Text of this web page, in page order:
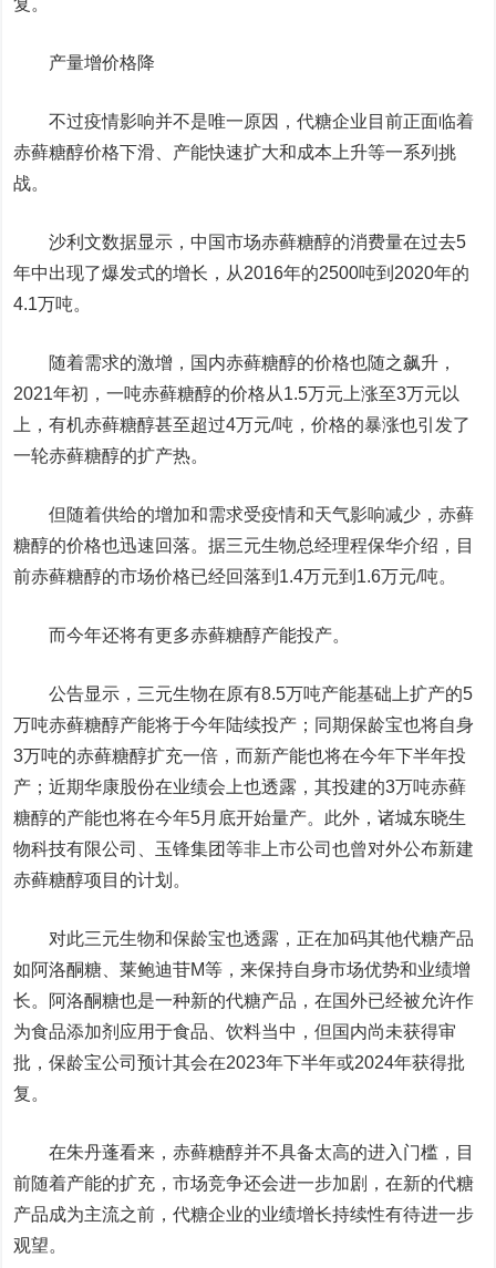
复。
产量增价格降
不过疫情影响并不是唯一原因，代糖企业目前正面临着
赤藓糖醇价格下滑、产能快速扩大和成本上升等一系列挑
战。
沙利文数据显示，中国市场赤藓糖醇的消费量在过去5
年中出现了爆发式的增长，从2016年的2500吨到2020年的
4.1万吨。
随着需求的激增，国内赤藓糖醇的价格也随之飙升，
2021年初，一吨赤藓糖醇的价格从1.5万元上涨至3万元以
上，有机赤藓糖醇甚至超过4万元/吨，价格的暴涨也引发了
一轮赤藓糖醇的扩产热。
但随着供给的增加和需求受疫情和天气影响减少，赤藓
糖醇的价格也迅速回落。据三元生物总经理程保华介绍，目
前赤藓糖醇的市场价格已经回落到1.4万元到1.6万元/吨。
而今年还将有更多赤藓糖醇产能投产。
公告显示，三元生物在原有8.5万吨产能基础上扩产的5
万吨赤藓糖醇产能将于今年陆续投产；同期保龄宝也将自身
3万吨的赤藓糖醇扩充一倍，而新产能也将在今年下半年投
产；近期华康股份在业绩会上也透露，其投建的3万吨赤藓
糖醇的产能也将在今年5月底开始量产。此外，诸城东晓生
物科技有限公司、玉锋集团等非上市公司也曾对外公布新建
赤藓糖醇项目的计划。
对此三元生物和保龄宝也透露，正在加码其他代糖产品
如阿洛酮糖、莱鲍迪苷M等，来保持自身市场优势和业绩增
长。阿洛酮糖也是一种新的代糖产品，在国外已经被允许作
为食品添加剂应用于食品、饮料当中，但国内尚未获得审
批，保龄宝公司预计其会在2023年下半年或2024年获得批
复。
在朱丹蓬看来，赤藓糖醇并不具备太高的进入门槛，目
前随着产能的扩充，市场竞争还会进一步加剧，在新的代糖
产品成为主流之前，代糖企业的业绩增长持续性有待进一步
观望。